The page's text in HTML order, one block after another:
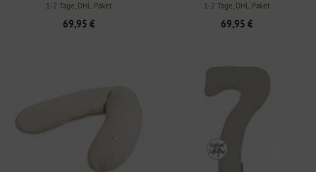
1-2 Tage, DHL Paket
69,95 €
1-2 Tage, DHL Paket
69,95 €